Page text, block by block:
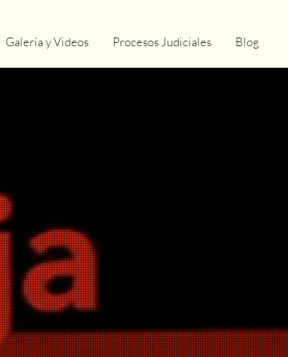
Galería y Videos Procesos Judiciales Blog